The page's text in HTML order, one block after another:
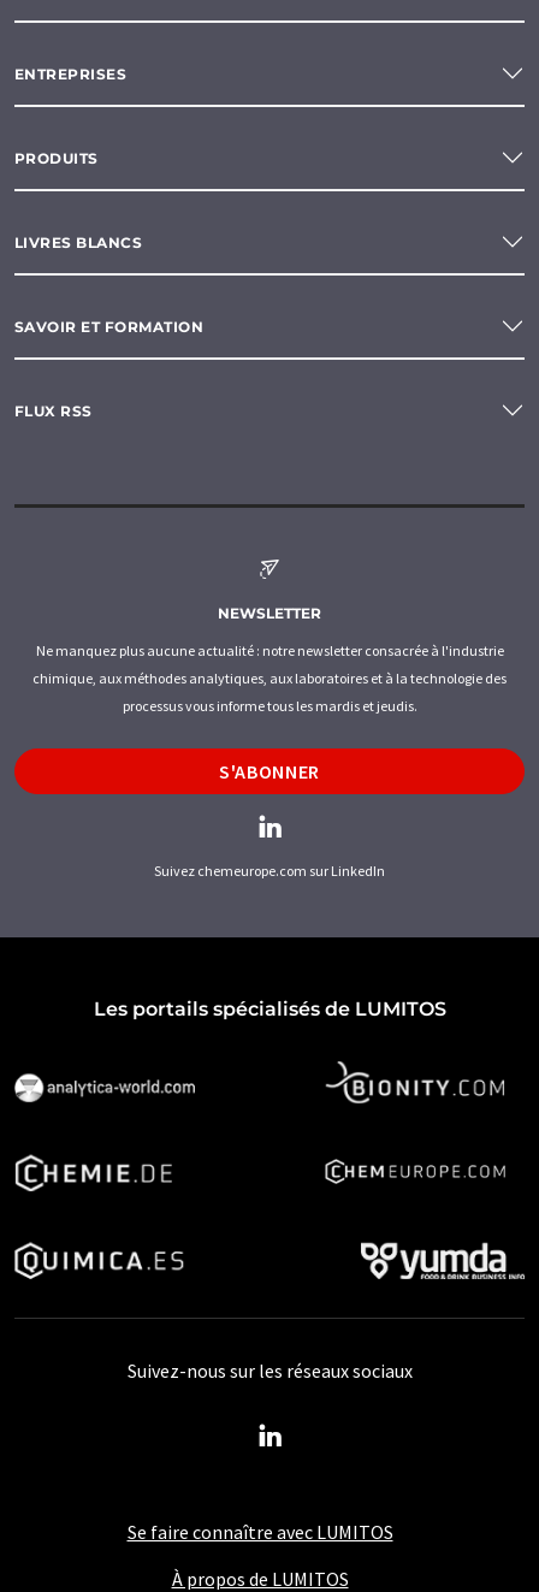
ENTREPRISES
PRODUITS
LIVRES BLANCS
SAVOIR ET FORMATION
FLUX RSS
NEWSLETTER
Ne manquez plus aucune actualité : notre newsletter consacrée à l'industrie
chimique, aux méthodes analytiques, aux laboratoires et à la technologie des
processus vous informe tous les mardis et jeudis.
S'ABONNER
Suivez chemeurope.com sur LinkedIn
Les portails spécialisés de LUMITOS
Se faire connaître avec LUMITOS
À propos de LUMITOS
Suivez-nous sur les réseaux sociaux